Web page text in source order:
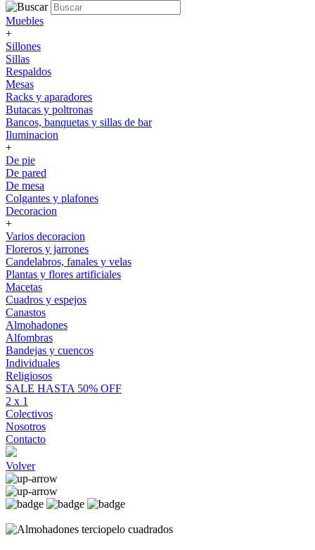
Muebles
+
Sillones
Sillas
Respaldos
Mesas
Racks y aparadores
Butacas y poltronas
Bancos, banquetas y sillas de bar
Iluminacion
+
De pie
De pared
De mesa
Colgantes y plafones
Decoracion
+
Varios decoracion
Floreros y jarrones
Candelabros, fanales y velas
Plantas y flores artificiales
Macetas
Cuadros y espejos
Canastos
Almohadones
Alfombras
Bandejas y cuencos
Individuales
Religiosos
SALE HASTA 50% OFF
2 x 1
Colectivos
Nosotros
Contacto
Volver